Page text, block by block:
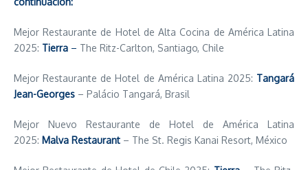
Mejor Restaurante de Hotel de Alta Cocina de América Latina
2025: Tierra – The Ritz-Carlton, Santiago, Chile
Mejor Restaurante de Hotel de América Latina 2025: Tangará
Jean-Georges – Palácio Tangará, Brasil
Mejor Nuevo Restaurante de Hotel de América Latina
2025: Malva Restaurant – The St. Regis Kanai Resort, México